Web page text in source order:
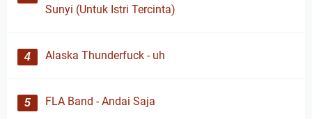
Sunyi (Untuk Istri Tercinta)
Alaska Thunderfuck - uh
FLA Band - Andai Saja